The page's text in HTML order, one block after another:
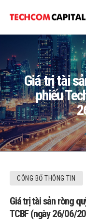
Giá trị tài
phiếu
CÔNG BỐ THÔNG TIN
Giá trị tài sản ròng
TCBF (ngày 26/06/